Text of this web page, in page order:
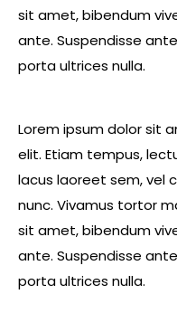
sit amet, bibendum
ante. Suspendisse
porta ultrices nulla.
Lorem ipsum dolor sit
elit. Etiam tempus,
lacus laoreet sem, vel
nunc. Vivamus tortor
sit amet, bibendum
ante. Suspendisse
porta ultrices nulla.